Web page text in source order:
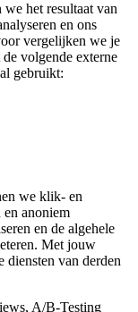
het resultaat van
en ons
vergelijken we je
volgende externe
gebruikt:
we klik- en
anoniem
en de algehele
Met jouw
diensten van derden
A/B-Testing